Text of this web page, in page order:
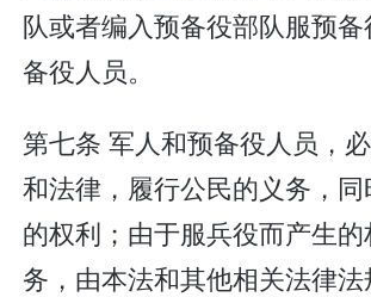
队或者编入预备役部队服预
备役人员。
第七条 军人和预备役人员，
和法律，履行公民的义务，
的权利；由于服兵役而产生的
务，由本法和其他相关法律法